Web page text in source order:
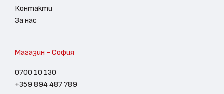
Контакти
За нас
Магазин - София
0700 10 130
+359 894 487 789